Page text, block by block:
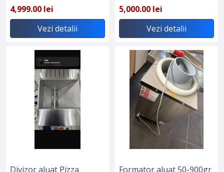
4,999.00 lei
Vezi detalii
5,000.00 lei
Vezi detalii
Divizor aluat Pizza Formator aluat 50-900gr